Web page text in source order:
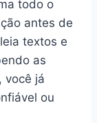
todo o
antes de
textos e
as
você já
ou